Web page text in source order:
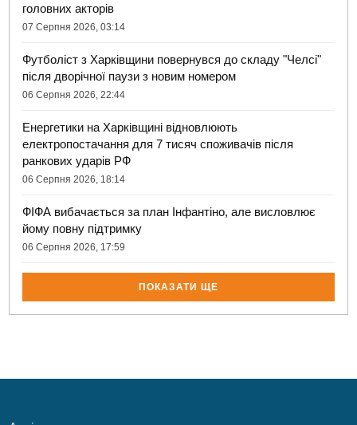
головних акторів
07 Серпня 2026, 03:14
Футболіст з Харківщини повернувся до складу "Челсі"
після дворічної паузи з новим номером
06 Серпня 2026, 22:44
Енергетики на Харківщині відновлюють
електропостачання для 7 тисяч споживачів після
ранкових ударів РФ
06 Серпня 2026, 18:14
ФІФА вибачається за план Інфантіно, але висловлює
йому повну підтримку
06 Серпня 2026, 17:59
ПОКАЗАТИ ЩЕ